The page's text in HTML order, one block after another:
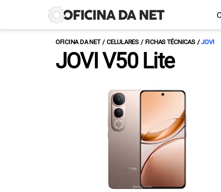
OFICINA DA NET CELULARES FICHAS TÉCNICAS JOVI
JOVI V50 Lite